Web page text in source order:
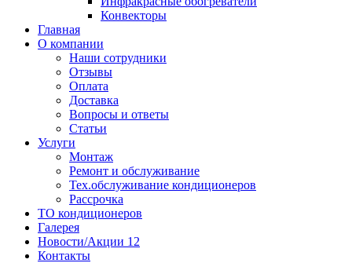
Конвекторы
Главная
О компании
Наши сотрудники
Отзывы
Оплата
Доставка
Вопросы и ответы
Статьи
Услуги
Монтаж
Ремонт и обслуживание
Тех.обслуживание кондиционеров
Рассрочка
ТО кондиционеров
Галерея
Новости/Акции 12
Контакты